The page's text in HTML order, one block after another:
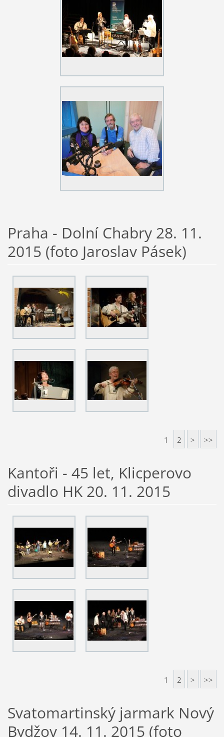
Praha - Dolní Chabry 28. 11.
2015 (foto Jaroslav Pásek)
1 2 > >>
Kantoři - 45 let, Klicperovo
divadlo HK 20. 11. 2015
1 2 > >>
Svatomartinský jarmark Nový
Bydžov 14. 11. 2015 (foto